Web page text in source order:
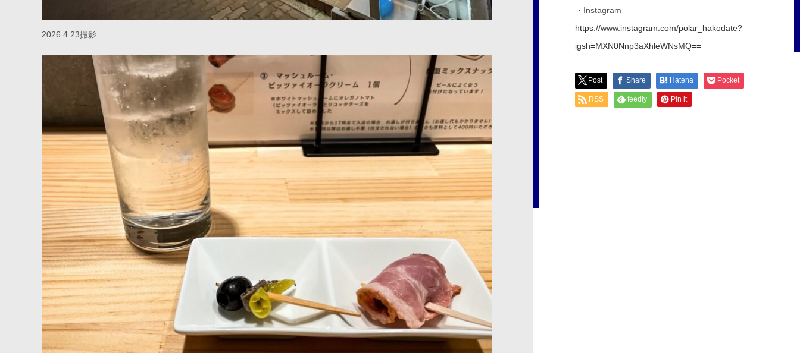
2026.4.23撮影
・Instagram
https://www.instagram.com/polar_hakodate?
igsh=MXN0Nnp3aXhleWNsMQ==
Post Share Hatena Pocket
RSS feedly Pin it